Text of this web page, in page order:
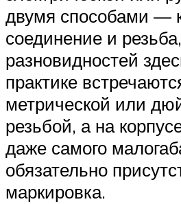
двумя способами —
соединение и
разновидностей
практике
метрической или
резьбой, а на
даже самого
обязательно
маркировка.